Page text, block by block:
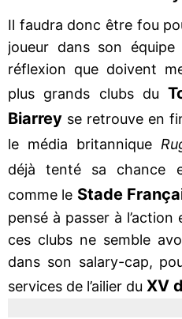
Il faudra donc être fou
joueur dans son
réflexion que doivent
plus grands clubs du
Biarrey se retrouve en
le média britannique
déjà tenté sa chance
comme le Stade
pensé à passer à
ces clubs ne semble
dans son salary-cap,
services de l’ailier du XV